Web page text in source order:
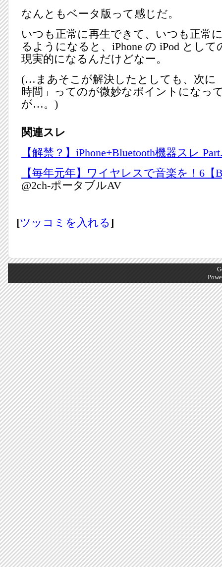
なんともベータ版って感じだ。
いつも正常に再生できて、いつも正常
るようになると、iPhone の iPod とし
現実的になるんだけどなー。
(…まあそこが解決したとしても、次に
時間」ってのが微妙なポイントになっ
が…。)
関連スレ
【解禁？】iPhone+Bluetooth機器スレ
【毎年元年】ワイヤレスで音楽を！6【
@2ch-ポータブルAV
[ツッコミを入れる]